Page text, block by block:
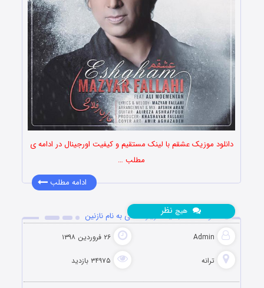
دانلود موزیک عشقم با لینک مستقیم و کیفیت اورجینال در ادامه ی
مطلب …
ادامه مطلب
دانلود آهنگ جدید مازیار فلاحی به نام نازنین
Admin ۲۶ فروردین ۱۳۹۸
ترانه ۳۴۹۷۵ بازدید
هیچ نظر